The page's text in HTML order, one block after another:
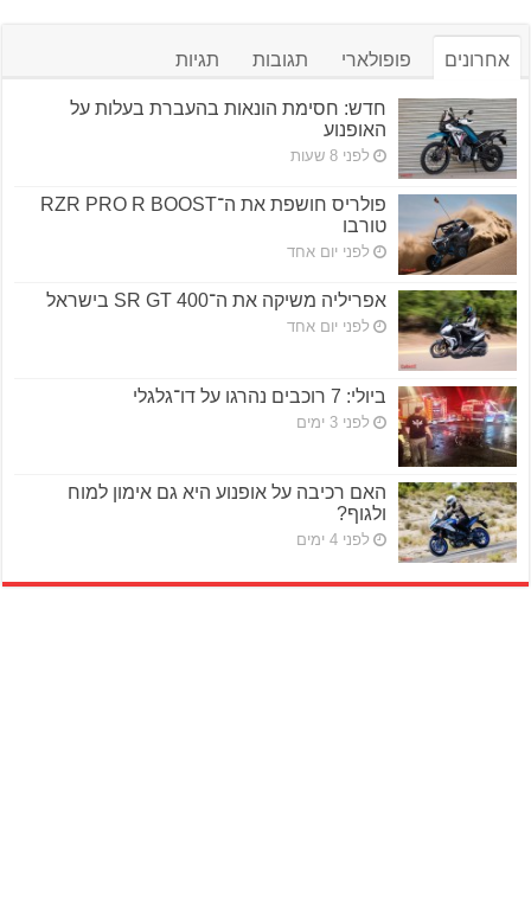
אחרונים פופולארי תגובות תגיות
חדש: חסימת הונאות בהעברת בעלות על
האופנוע
לפני 8 שעות
פולריס חושפת את ה־RZR PRO R BOOST
טורבו
לפני יום אחד
אפריליה משיקה את ה־SR GT 400 בישראל
לפני יום אחד
ביולי: 7 רוכבים נהרגו על דו־גלגלי
לפני 3 ימים
האם רכיבה על אופנוע היא גם אימון למוח
ולגוף?
לפני 4 ימים